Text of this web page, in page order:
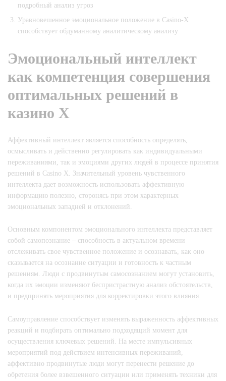
подробный анализ угроз
Уравновешенное эмоциональное положение в Casino-X
способствует обдуманному аналитическому анализу
Эмоциональный интеллект
как компетенция совершения
оптимальных решений в
казино Х
Аффективный интеллект является способность определять,
осмысливать и действенно регулировать как индивидуальными
переживаниями, так и эмоциями других людей в процессе принятия
решений в Casino X. Значительный уровень чувственного
интеллекта дает возможность использовать аффективную
информацию полезно, сторонясь при этом характерных
эмоциональных западней и отклонений.
Основным компонентом эмоционального интеллекта представляет
собой самопознание – способность в актуальном времени
отслеживать свое чувственное положение и осознавать, как оно
сказывается на осознание ситуации и готовность к частным
решениям. Люди с продвинутым самосознанием могут установить,
когда их эмоции изменяют беспристрастную анализ обстоятельств,
и предпринять мероприятия для корректировки этого влияния.
Самоуправление способствует изменять выраженность аффективных
реакций и подбирать оптимально подходящий момент для
осуществления ключевых решений. На месте импульсивных
мероприятий под действием интенсивных переживаний,
аффективно продвинутые люди могут перенести решение до
обретения более взвешенного ситуации или применять техники для